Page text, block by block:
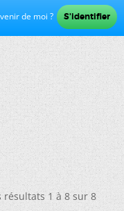
de moi ?
résultats 1 à 8 sur 8